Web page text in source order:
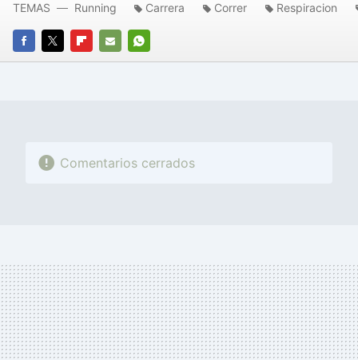
FACEBOOK
TWITTERFLIPBOARD
E-
WHATSAPP
TEMAS Running Carrera Correr Respiracion
Comentarios cerrados